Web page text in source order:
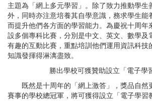
主題為「網上多元學習」。除了致力推動學生
外，同時亦注意培養其自學意識，務求學生能
而提升他們各方面的學習能力。為慶祝十周年
設多個專科比賽，分別是中文、英文、數學及
有趣的互動比賽，重點培訓他們運用資訊科技
知識發揮得淋漓盡致。
勝出學校可獲贊助設立「電子學
既然是十周年的「網上激答」，獎品自然
賽事的學校總冠軍，將可獲得設立「電子學習